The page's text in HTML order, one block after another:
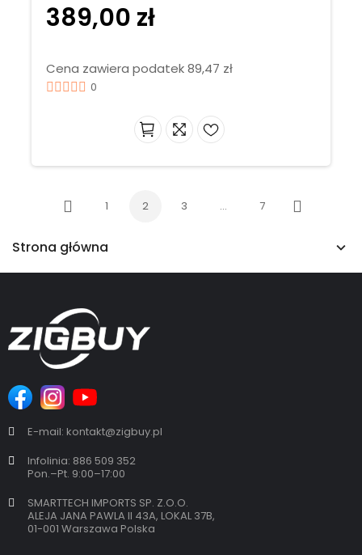
Strona główna
389,00 zł
Cena zawiera podatek 89,47 zł
0
Poprzedni
1 2 3 … 7 Następny
E-mail: kontakt@zigbuy.pl
Infolinia: 886 509 352
Pon.–Pt. 9:00–17:00
SMARTTECH IMPORTS SP. Z.O.O.
ALEJA JANA PAWLA II 43A, LOKAL 37B,
01-001 Warszawa Polska